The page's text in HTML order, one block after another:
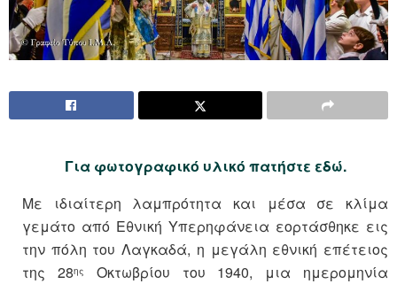
Για φωτογραφικό υλικό πατήστε εδώ.
Με ιδιαίτερη λαμπρότητα και μέσα σε κλίμα
γεμάτο από Εθνική Υπερηφάνεια εορτάσθηκε εις
την πόλη του Λαγκαδά, η μεγάλη εθνική επέτειος
της 28ης
Οκτωβρίου του 1940, μια ημερομηνία